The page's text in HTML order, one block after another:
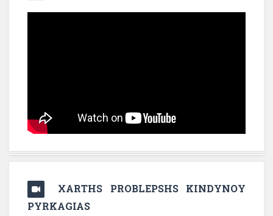
XARTHS PROBLEPSHS KINDYNOY
PYRKAGIAS